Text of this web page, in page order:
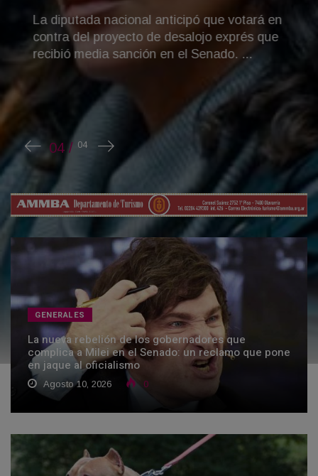
La diputada nacional anticipó que votará en
contra del proyecto de desalojo exprés que
recibió media sanción en el Senado. ...
GENERALES
La nueva rebelión de los gobernadores que
complica a Milei en el Senado: un reclamo que pone
en jaque al oficialismo
Agosto 10, 2026 0